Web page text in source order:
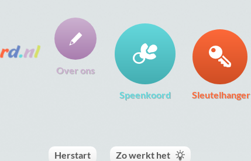
Over ons
Speenkoord Sleutelhanger
Herstart Zo werkt het